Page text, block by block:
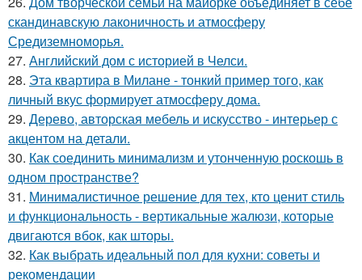
скандинавскую лаконичность и атмосферу
Средиземноморья.
27. Английский дом с историей в Челси.
28. Эта квартира в Милане - тонкий пример того, как
личный вкус формирует атмосферу дома.
29. Дерево, авторская мебель и искусство - интерьер с
акцентом на детали.
30. Как соединить минимализм и утонченную роскошь в
одном пространстве?
31. Минималистичное решение для тех, кто ценит стиль
и функциональность - вертикальные жалюзи, которые
двигаются вбок, как шторы.
32. Как выбрать идеальный пол для кухни: советы и
рекомендации